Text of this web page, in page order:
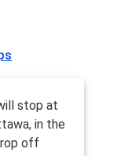
stop at
in the
off